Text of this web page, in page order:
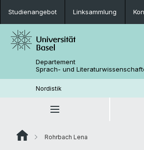
Studienangebot Linksammlung
Departement
Sprach- und
Nordistik
Rohrbach Lena